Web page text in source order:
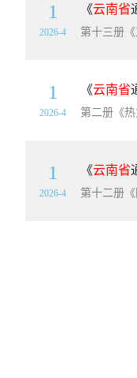
1
2026-4
《云南省通
1
2026-4
《云南省通
1
2026-4
《云南省通